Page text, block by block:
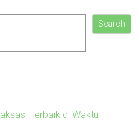
Search
Terbaik di Waktu